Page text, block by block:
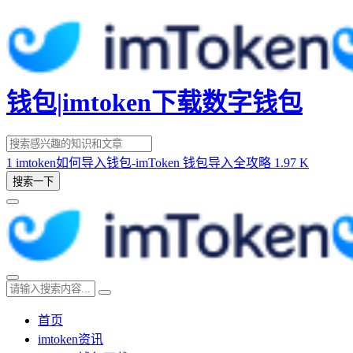
钱包|imtoken下载数字钱包
1 imtoken如何导入钱包-imToken 钱包导入全攻略 1.97 K
搜索一下
首页
imtoken资讯